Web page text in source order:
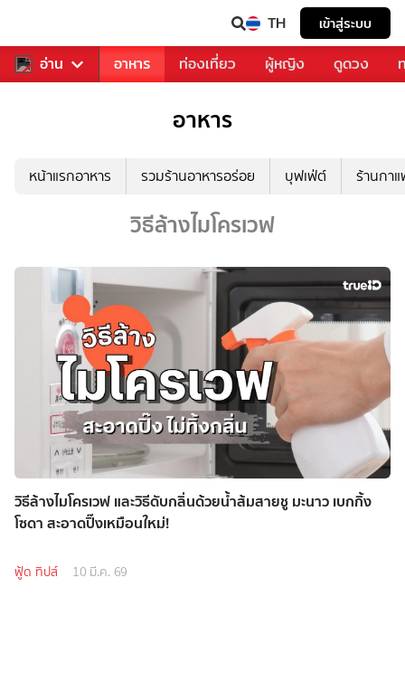
TH เข้าสู่ระบบ
อ่าน
รวงการเพลง อาหาร ท่องเที่ยว ผู้หญิง ดูดวง
อาหาร
หน้าแรกอาหาร รวมร้านอาหารอร่อย บุฟเฟ่ต์ ร้านกา
วิธีล้างไมโครเวฟ
วิธีล้างไมโครเวฟ และวิธีดับกลิ่นด้วยน้ำส้มสายชู มะนาว เบกกิ้ง
โซดา สะอาดปิ๊งเหมือนใหม่!
ฟู้ด ทิปส์ 10 มี.ค. 69